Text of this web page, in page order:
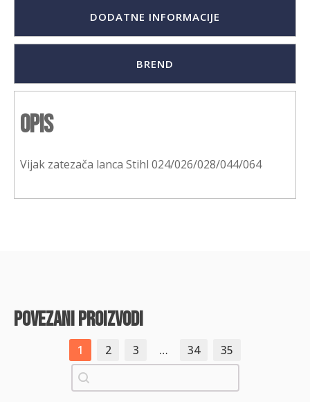
DODATNE INFORMACIJE
BREND
Opis
Vijak zatezača lanca Stihl 024/026/028/044/064
povezani proizvodi
1 2 3 … 34
35
Pretraži